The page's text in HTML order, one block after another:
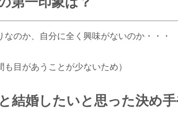
なのか、自分に全く興味がないのか・・・
も目があうことが少ないため）
結婚したいと思った決め